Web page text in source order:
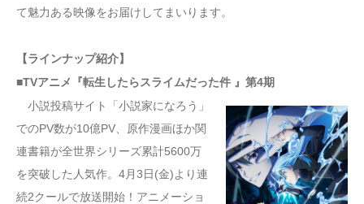
て魅力ある映像をお届けしてまいります。
【ラインナップ紹介】
■TVアニメ『転生したらスライムだった件 』第4期
小説投稿サイト「小説家になろう」
でのPV数が10億PV、原作漫画ほか関
連書籍が全世界シリーズ累計5600万
を突破した人気作。4月3日(金)より連
続2クールで放送開始！アニメーショ